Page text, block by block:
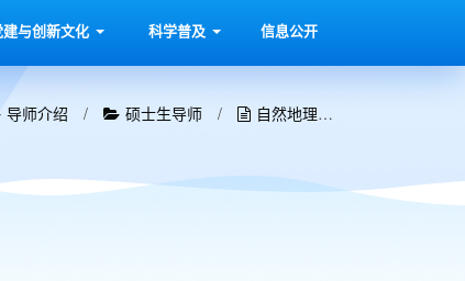
建与创新文化 科学普及 信息公开
导师介绍 / 硕士生导师 / 自然地理学